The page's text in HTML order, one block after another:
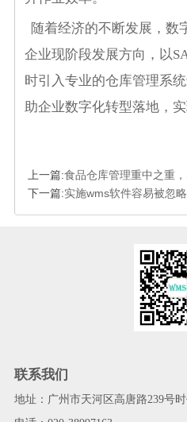
随着经济的不断发展，数
企业现阶段发展方向，以
时引入专业的仓库管理系
助企业数字化转型落地，实
上一篇:食品仓库管理重中之重
下一篇:实施wms软件容易被忽
联系我们
地址：广州市天河区高唐路239号